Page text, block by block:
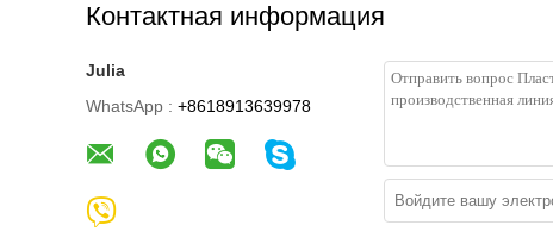
Контактная информация
Julia
WhatsApp : +8618913639978